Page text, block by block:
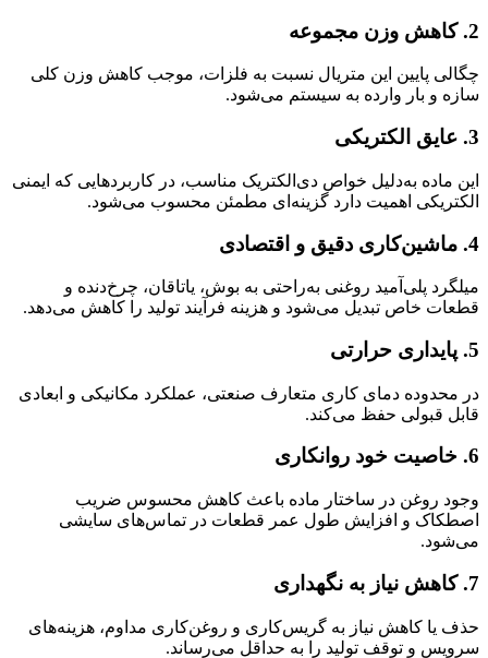
2. کاهش وزن مجموعه
چگالی پایین این متریال نسبت به فلزات، موجب کاهش وزن کلی
سازه و بار وارده به سیستم می‌شود.
3. عایق الکتریکی
این ماده به‌دلیل خواص دی‌الکتریک مناسب، در کاربردهایی که ایمنی
الکتریکی اهمیت دارد گزینه‌ای مطمئن محسوب می‌شود.
4. ماشین‌کاری دقیق و اقتصادی
میلگرد پلی‌آمید روغنی به‌راحتی به بوش، یاتاقان، چرخ‌دنده و
قطعات خاص تبدیل می‌شود و هزینه فرآیند تولید را کاهش می‌دهد.
5. پایداری حرارتی
در محدوده دمای کاری متعارف صنعتی، عملکرد مکانیکی و ابعادی
قابل قبولی حفظ می‌کند.
6. خاصیت خود روانکاری
وجود روغن در ساختار ماده باعث کاهش محسوس ضریب
اصطکاک و افزایش طول عمر قطعات در تماس‌های سایشی
می‌شود.
7. کاهش نیاز به نگهداری
حذف یا کاهش نیاز به گریس‌کاری و روغن‌کاری مداوم، هزینه‌های
سرویس و توقف تولید را به حداقل می‌رساند.